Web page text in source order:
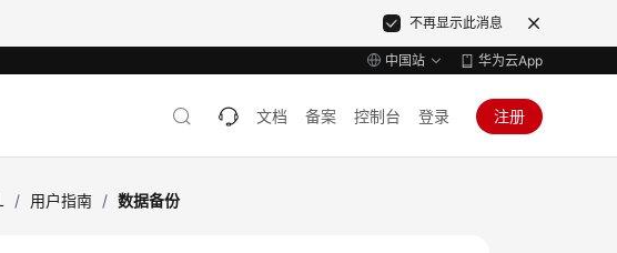
不再显示此消息
中国站 华为云App
文档 备案 控制台 登录 注册
/ 用户指南 / 数据备份